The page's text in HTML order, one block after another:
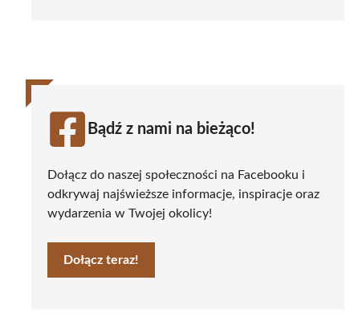
Bądź z nami na bieżąco!
Dołącz do naszej społeczności na Facebooku i
odkrywaj najświeższe informacje, inspiracje oraz
wydarzenia w Twojej okolicy!
Dołącz teraz!